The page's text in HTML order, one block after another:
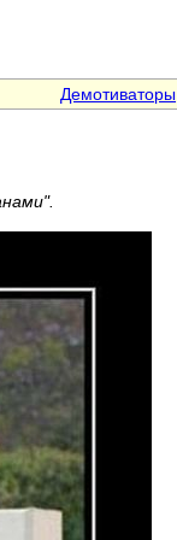
Демотиваторы